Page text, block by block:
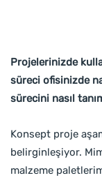
Projelerinizde
süreci ofisinizde
sürecini nasıl
Konsept proje
belirginleşiyor.
malzeme